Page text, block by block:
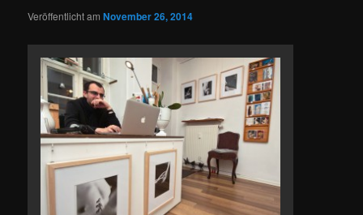
Veröffentlicht amNovember 26, 2014